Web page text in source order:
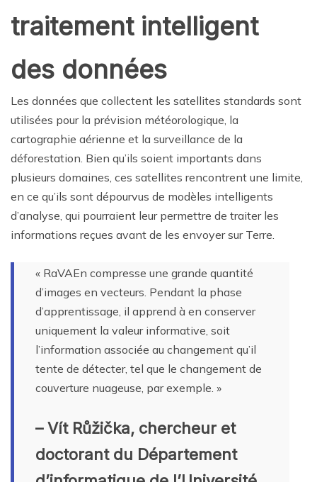
traitement intelligent
des données
Les données que collectent les satellites standards sont
utilisées pour la prévision météorologique, la
cartographie aérienne et la surveillance de la
déforestation. Bien qu’ils soient importants dans
plusieurs domaines, ces satellites rencontrent une limite,
en ce qu’ils sont dépourvus de modèles intelligents
d’analyse, qui pourraient leur permettre de traiter les
informations reçues avant de les envoyer sur Terre.
« RaVAEn compresse une grande quantité
d’images en vecteurs. Pendant la phase
d’apprentissage, il apprend à en conserver
uniquement la valeur informative, soit
l’information associée au changement qu’il
tente de détecter, tel que le changement de
couverture nuageuse, par exemple. »
– Vít Růžička, chercheur et
doctorant du Département